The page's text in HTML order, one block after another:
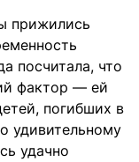
прижились
посчитала, что
фактор — ей
погибших в
удивительному
удачно